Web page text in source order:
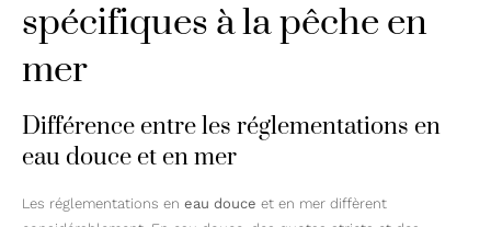
spécifiques à la pêche en
mer
Différence entre les réglementations en
eau douce et en mer
Les réglementations en eau douce et en mer diffèrent